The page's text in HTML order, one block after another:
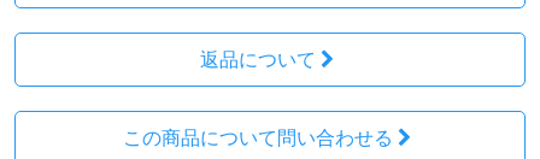
返品について
この商品について問い合わせる